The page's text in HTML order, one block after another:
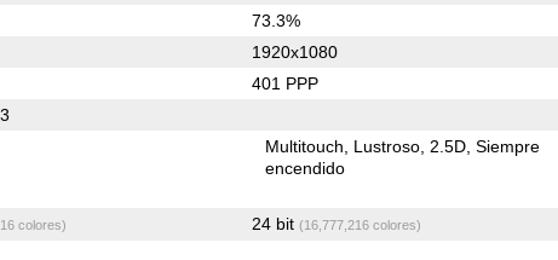
73.3%
1920x1080
401 PPP
Multitouch Lustroso 2.5D Siempre
encendido
colores) 24 bit (16,777,216 colores)